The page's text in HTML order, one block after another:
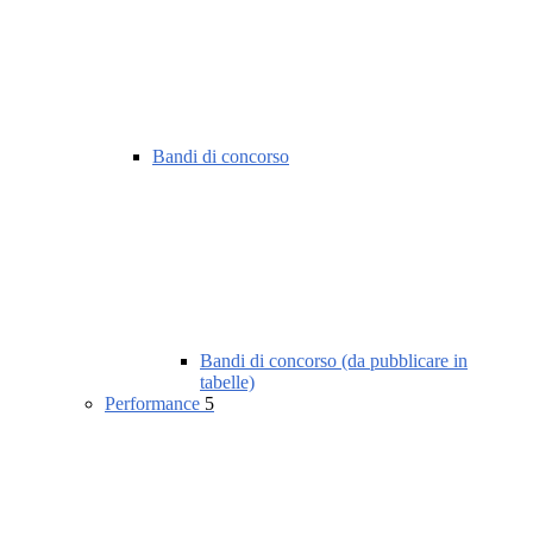
Bandi di concorso
Bandi di concorso (da pubblicare in
tabelle)
Performance 5